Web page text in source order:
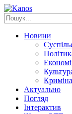
Новини
Актуально
Погляд
Інтерактив